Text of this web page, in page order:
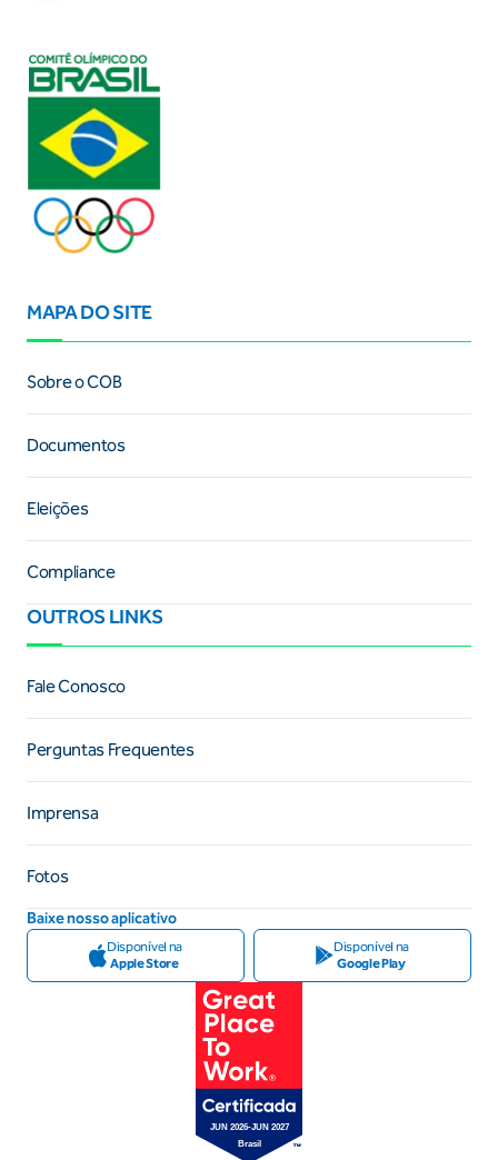
MAPA DO SITE
Sobre o COB
Documentos
Eleições
Compliance
OUTROS LINKS
Fale Conosco
Perguntas Frequentes
Imprensa
Fotos
Baixe nosso aplicativo
Disponível na
Apple Store
Disponível na
Google Play